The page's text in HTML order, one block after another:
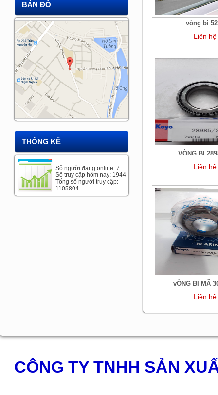
BẢN ĐỒ
THỐNG KÊ
Số người đang online: 7
Số truy cập hôm nay: 1944
Tổng số người truy cập:
1105804
vòng bi
Liên hệ
VÒNG BI
Liên hệ
vÒNG BI MÃ
Liên hệ
CÔNG TY TNHH SẢN